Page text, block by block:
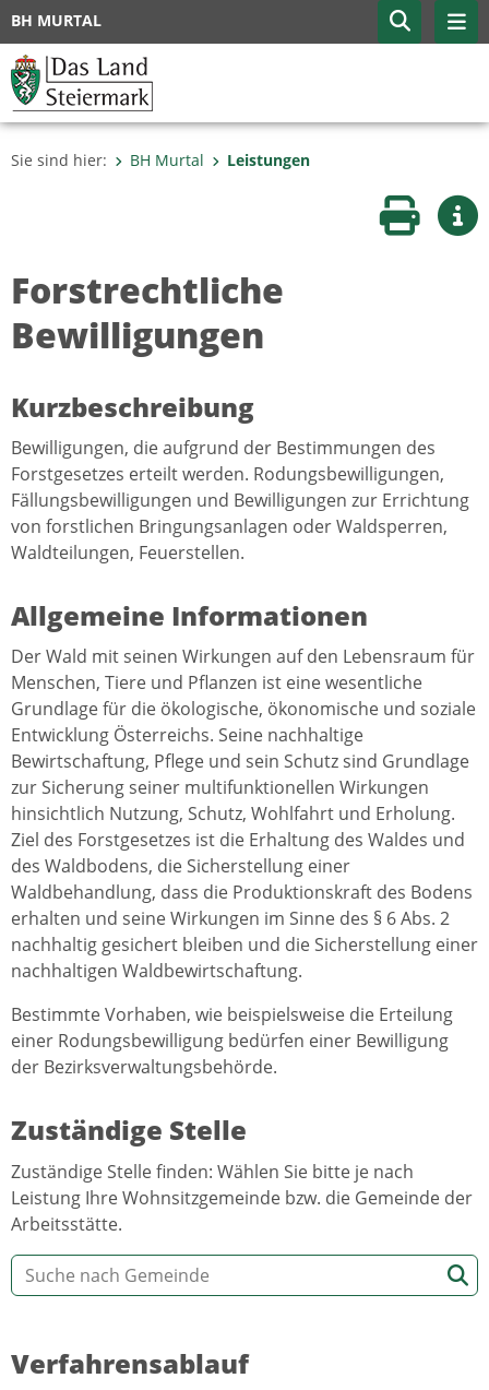
BH MURTAL
Sie sind hier: BH Murtal Leistungen
Seite
Forstrechtliche
Bewilligungen
Kurzbeschreibung
Bewilligungen, die aufgrund der Bestimmungen des
Forstgesetzes erteilt werden. Rodungsbewilligungen,
Fällungsbewilligungen und Bewilligungen zur Errichtung
von forstlichen Bringungsanlagen oder Waldsperren,
Waldteilungen, Feuerstellen.
Allgemeine Informationen
Der Wald mit seinen Wirkungen auf den Lebensraum für
Menschen, Tiere und Pflanzen ist eine wesentliche
Grundlage für die ökologische, ökonomische und soziale
Entwicklung Österreichs. Seine nachhaltige
Bewirtschaftung, Pflege und sein Schutz sind Grundlage
zur Sicherung seiner multifunktionellen Wirkungen
hinsichtlich Nutzung, Schutz, Wohlfahrt und Erholung.
Ziel des Forstgesetzes ist die Erhaltung des Waldes und
des Waldbodens, die Sicherstellung einer
Waldbehandlung, dass die Produktionskraft des Bodens
erhalten und seine Wirkungen im Sinne des § 6 Abs. 2
nachhaltig gesichert bleiben und die Sicherstellung einer
nachhaltigen Waldbewirtschaftung.
Bestimmte Vorhaben, wie beispielsweise die Erteilung
einer Rodungsbewilligung bedürfen einer Bewilligung
der Bezirksverwaltungsbehörde.
Zuständige Stelle
Zuständige Stelle finden: Wählen Sie bitte je nach
Leistung Ihre Wohnsitzgemeinde bzw. die Gemeinde der
Arbeitsstätte.
Verfahrensablauf